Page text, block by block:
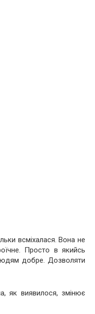
всміхалася. Вона не
Просто в якийсь
добре. Дозволяти
як виявилося, змінює